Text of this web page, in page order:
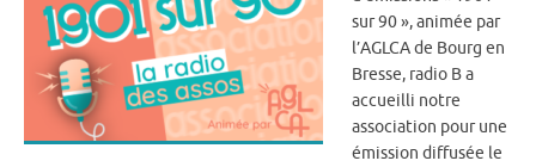
sur 90 », animée par
l’AGLCA de Bourg en
Bresse, radio B a
accueilli notre
association pour une
émission diffusée le